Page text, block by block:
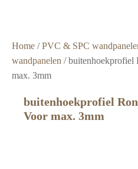
Home /PVC & SPC
wandpanelen / buitenhoekprofiel
max. 3mm
buitenhoekprofiel
Voor max. 3mm